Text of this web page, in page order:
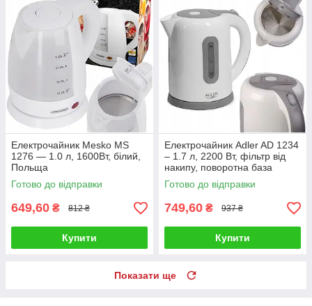
Електрочайник Mesko MS
1276 — 1.0 л, 1600Вт, білий,
Польща
Готово до відправки
649,60 ₴ 812 ₴
Купити
Електрочайник Adler AD 1234
– 1.7 л, 2200 Вт, фільтр від
накипу, поворотна база
Готово до відправки
749,60 ₴ 937 ₴
Купити
Показати ще